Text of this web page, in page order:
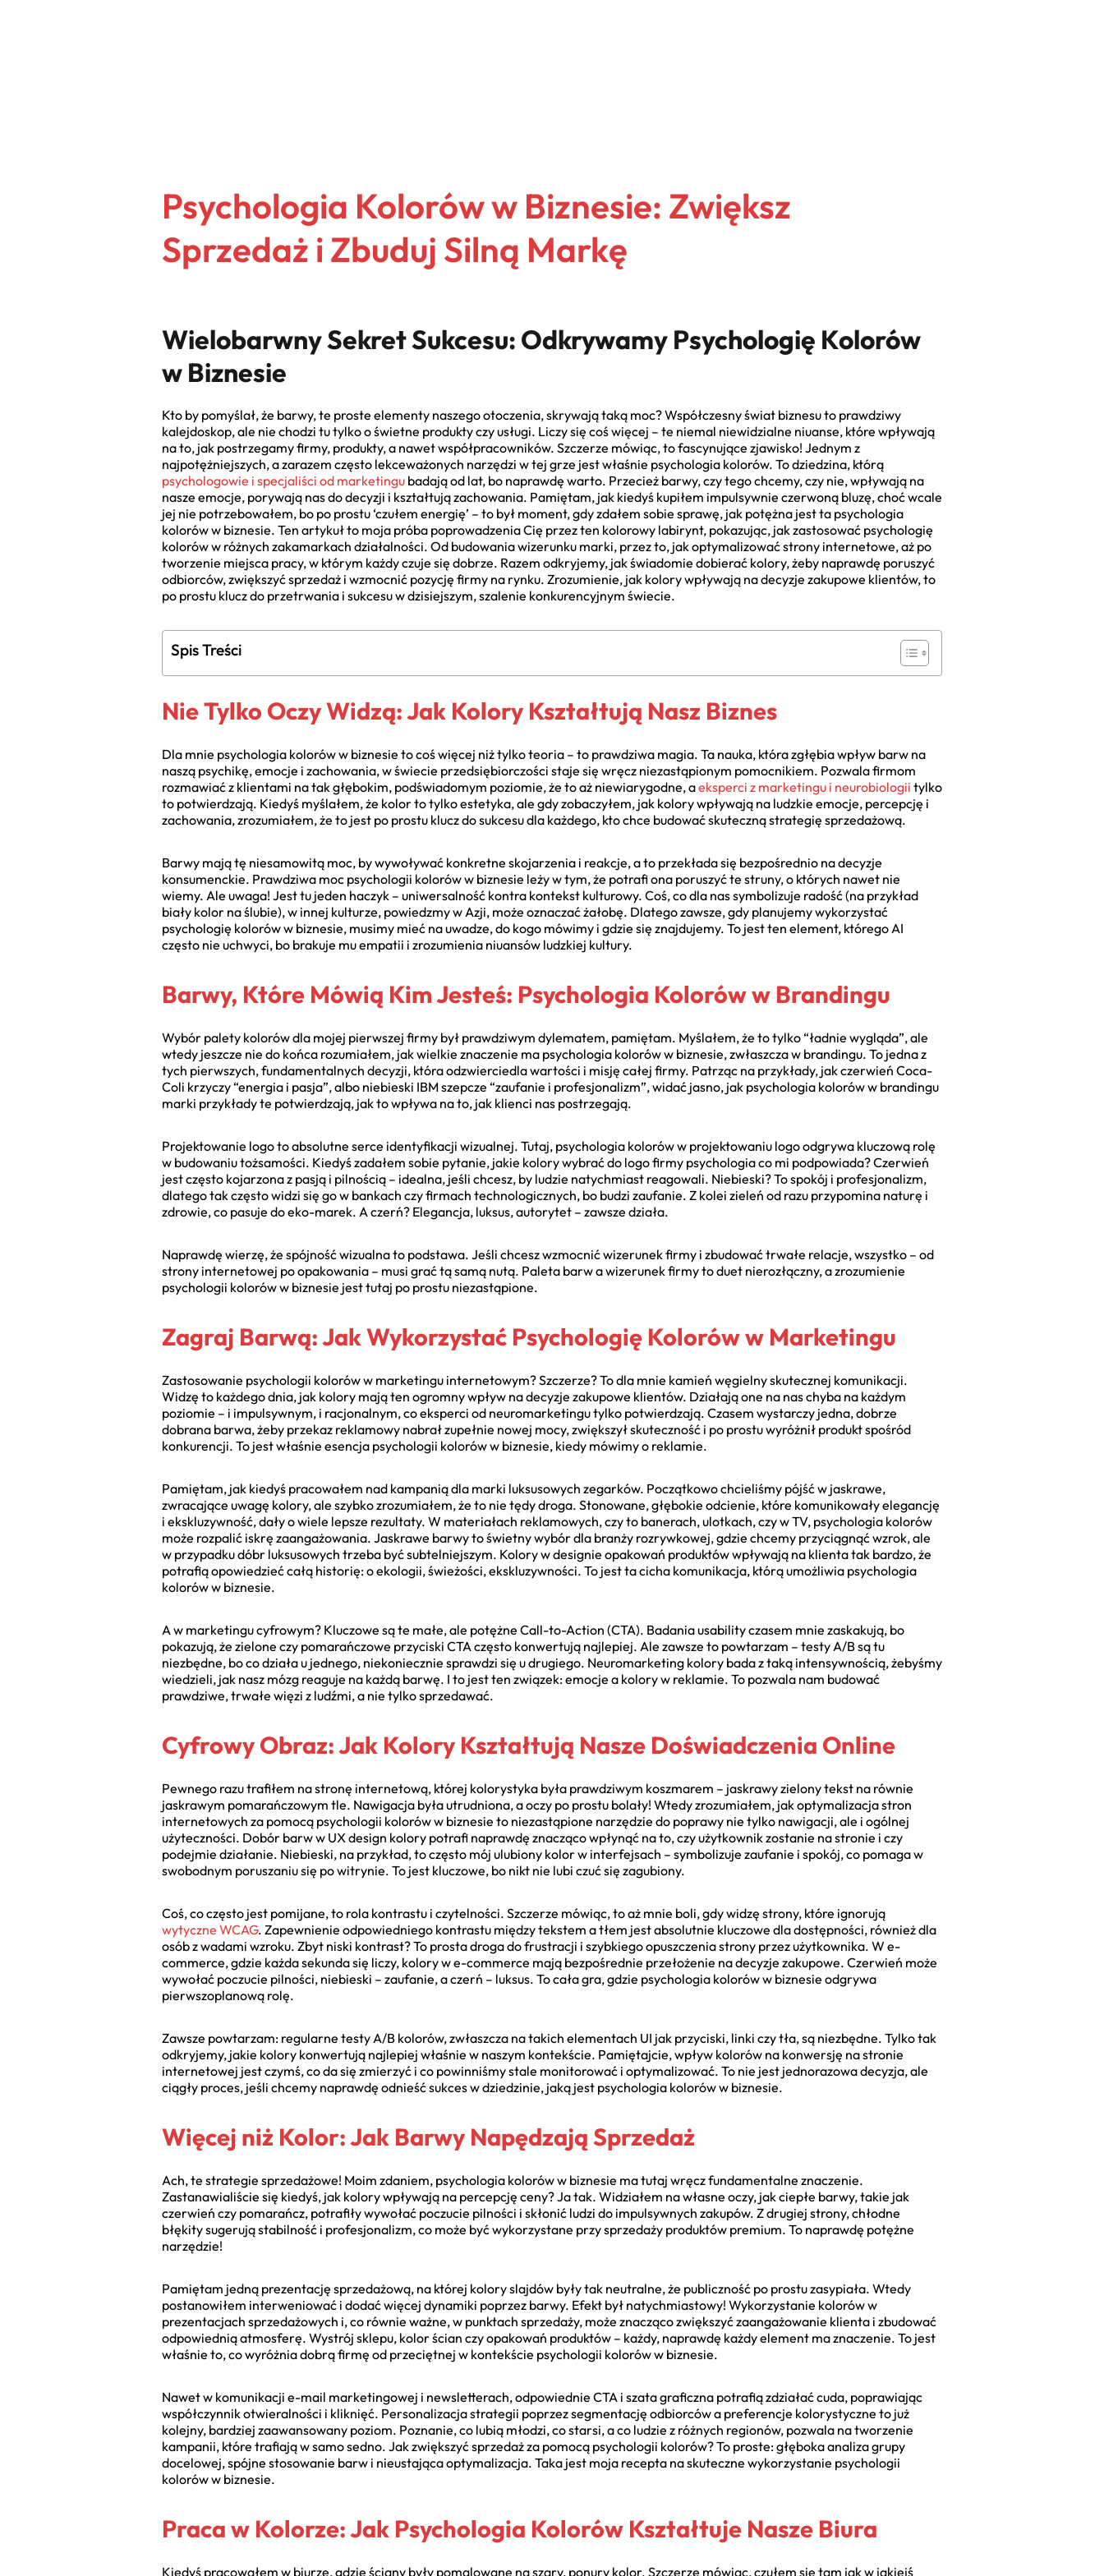
Psychologia Kolorów w Biznesie: Zwiększ
Sprzedaż i Zbuduj Silną Markę
Wielobarwny Sekret Sukcesu: Odkrywamy Psychologię Kolorów
w Biznesie
Kto by pomyślał, że barwy, te proste elementy naszego otoczenia, skrywają taką moc? Współczesny świat biznesu to prawdziwy
kalejdoskop, ale nie chodzi tu tylko o świetne produkty czy usługi. Liczy się coś więcej – te niemal niewidzialne niuanse, które wpływają
na to, jak postrzegamy firmy, produkty, a nawet współpracowników. Szczerze mówiąc, to fascynujące zjawisko! Jednym z
najpotężniejszych, a zarazem często lekceważonych narzędzi w tej grze jest właśnie psychologia kolorów. To dziedzina, którą
psychologowie i specjaliści od marketingu badają od lat, bo naprawdę warto. Przecież barwy, czy tego chcemy, czy nie, wpływają na
nasze emocje, porywają nas do decyzji i kształtują zachowania. Pamiętam, jak kiedyś kupiłem impulsywnie czerwoną bluzę, choć wcale
jej nie potrzebowałem, bo po prostu ‘czułem energię’ – to był moment, gdy zdałem sobie sprawę, jak potężna jest ta psychologia
kolorów w biznesie. Ten artykuł to moja próba poprowadzenia Cię przez ten kolorowy labirynt, pokazując, jak zastosować psychologię
kolorów w różnych zakamarkach działalności. Od budowania wizerunku marki, przez to, jak optymalizować strony internetowe, aż po
tworzenie miejsca pracy, w którym każdy czuje się dobrze. Razem odkryjemy, jak świadomie dobierać kolory, żeby naprawdę poruszyć
odbiorców, zwiększyć sprzedaż i wzmocnić pozycję firmy na rynku. Zrozumienie, jak kolory wpływają na decyzje zakupowe klientów, to
po prostu klucz do przetrwania i sukcesu w dzisiejszym, szalenie konkurencyjnym świecie.
Spis Treści
Nie Tylko Oczy Widzą: Jak Kolory Kształtują Nasz Biznes
Dla mnie psychologia kolorów w biznesie to coś więcej niż tylko teoria – to prawdziwa magia. Ta nauka, która zgłębia wpływ barw na
naszą psychikę, emocje i zachowania, w świecie przedsiębiorczości staje się wręcz niezastąpionym pomocnikiem. Pozwala firmom
rozmawiać z klientami na tak głębokim, podświadomym poziomie, że to aż niewiarygodne, aeksperci z marketingu i neurobiologii tylko
to potwierdzają. Kiedyś myślałem, że kolor to tylko estetyka, ale gdy zobaczyłem, jak kolory wpływają na ludzkie emocje, percepcję i
zachowania, zrozumiałem, że to jest po prostu klucz do sukcesu dla każdego, kto chce budować skuteczną strategię sprzedażową.
Barwy mają tę niesamowitą moc, by wywoływać konkretne skojarzenia i reakcje, a to przekłada się bezpośrednio na decyzje
konsumenckie. Prawdziwa moc psychologii kolorów w biznesie leży w tym, że potrafi ona poruszyć te struny, o których nawet nie
wiemy. Ale uwaga! Jest tu jeden haczyk – uniwersalność kontra kontekst kulturowy. Coś, co dla nas symbolizuje radość (na przykład
biały kolor na ślubie), w innej kulturze, powiedzmy w Azji, może oznaczać żałobę. Dlatego zawsze, gdy planujemy wykorzystać
psychologię kolorów w biznesie, musimy mieć na uwadze, do kogo mówimy i gdzie się znajdujemy. To jest ten element, którego AI
często nie uchwyci, bo brakuje mu empatii i zrozumienia niuansów ludzkiej kultury.
Barwy, Które Mówią Kim Jesteś: Psychologia Kolorów w Brandingu
Wybór palety kolorów dla mojej pierwszej firmy był prawdziwym dylematem, pamiętam. Myślałem, że to tylko “ładnie wygląda”, ale
wtedy jeszcze nie do końca rozumiałem, jak wielkie znaczenie ma psychologia kolorów w biznesie, zwłaszcza w brandingu. To jedna z
tych pierwszych, fundamentalnych decyzji, która odzwierciedla wartości i misję całej firmy. Patrząc na przykłady, jak czerwień Coca-
Coli krzyczy “energia i pasja”, albo niebieski IBM szepcze “zaufanie i profesjonalizm”, widać jasno, jak psychologia kolorów w brandingu
marki przykłady te potwierdzają, jak to wpływa na to, jak klienci nas postrzegają.
Projektowanie logo to absolutne serce identyfikacji wizualnej. Tutaj, psychologia kolorów w projektowaniu logo odgrywa kluczową rolę
w budowaniu tożsamości. Kiedyś zadałem sobie pytanie, jakie kolory wybrać do logo firmy psychologia co mi podpowiada? Czerwień
jest często kojarzona z pasją i pilnością – idealna, jeśli chcesz, by ludzie natychmiast reagowali. Niebieski? To spokój i profesjonalizm,
dlatego tak często widzi się go w bankach czy firmach technologicznych, bo budzi zaufanie. Z kolei zieleń od razu przypomina naturę i
zdrowie, co pasuje do eko-marek. A czerń? Elegancja, luksus, autorytet – zawsze działa.
Naprawdę wierzę, że spójność wizualna to podstawa. Jeśli chcesz wzmocnić wizerunek firmy i zbudować trwałe relacje, wszystko – od
strony internetowej po opakowania – musi grać tą samą nutą. Paleta barw a wizerunek firmy to duet nierozłączny, a zrozumienie
psychologii kolorów w biznesie jest tutaj po prostu niezastąpione.
Zagraj Barwą: Jak Wykorzystać Psychologię Kolorów w Marketingu
Zastosowanie psychologii kolorów w marketingu internetowym? Szczerze? To dla mnie kamień węgielny skutecznej komunikacji.
Widzę to każdego dnia, jak kolory mają ten ogromny wpływ na decyzje zakupowe klientów. Działają one na nas chyba na każdym
poziomie – i impulsywnym, i racjonalnym, co eksperci od neuromarketingu tylko potwierdzają. Czasem wystarczy jedna, dobrze
dobrana barwa, żeby przekaz reklamowy nabrał zupełnie nowej mocy, zwiększył skuteczność i po prostu wyróżnił produkt spośród
konkurencji. To jest właśnie esencja psychologii kolorów w biznesie, kiedy mówimy o reklamie.
Pamiętam, jak kiedyś pracowałem nad kampanią dla marki luksusowych zegarków. Początkowo chcieliśmy pójść w jaskrawe,
zwracające uwagę kolory, ale szybko zrozumiałem, że to nie tędy droga. Stonowane, głębokie odcienie, które komunikowały elegancję
i ekskluzywność, dały o wiele lepsze rezultaty. W materiałach reklamowych, czy to banerach, ulotkach, czy w TV, psychologia kolorów
może rozpalić iskrę zaangażowania. Jaskrawe barwy to świetny wybór dla branży rozrywkowej, gdzie chcemy przyciągnąć wzrok, ale
w przypadku dóbr luksusowych trzeba być subtelniejszym. Kolory w designie opakowań produktów wpływają na klienta tak bardzo, że
potrafią opowiedzieć całą historię: o ekologii, świeżości, ekskluzywności. To jest ta cicha komunikacja, którą umożliwia psychologia
kolorów w biznesie.
A w marketingu cyfrowym? Kluczowe są te małe, ale potężne Call-to-Action (CTA). Badania usability czasem mnie zaskakują, bo
pokazują, że zielone czy pomarańczowe przyciski CTA często konwertują najlepiej. Ale zawsze to powtarzam – testy A/B są tu
niezbędne, bo co działa u jednego, niekoniecznie sprawdzi się u drugiego. Neuromarketing kolory bada z taką intensywnością, żebyśmy
wiedzieli, jak nasz mózg reaguje na każdą barwę. I to jest ten związek: emocje a kolory w reklamie. To pozwala nam budować
prawdziwe, trwałe więzi z ludźmi, a nie tylko sprzedawać.
Cyfrowy Obraz: Jak Kolory Kształtują Nasze Doświadczenia Online
Pewnego razu trafiłem na stronę internetową, której kolorystyka była prawdziwym koszmarem – jaskrawy zielony tekst na równie
jaskrawym pomarańczowym tle. Nawigacja była utrudniona, a oczy po prostu bolały! Wtedy zrozumiałem, jak optymalizacja stron
internetowych za pomocą psychologii kolorów w biznesie to niezastąpione narzędzie do poprawy nie tylko nawigacji, ale i ogólnej
użyteczności. Dobór barw w UX design kolory potrafi naprawdę znacząco wpłynąć na to, czy użytkownik zostanie na stronie i czy
podejmie działanie. Niebieski, na przykład, to często mój ulubiony kolor w interfejsach – symbolizuje zaufanie i spokój, co pomaga w
swobodnym poruszaniu się po witrynie. To jest kluczowe, bo nikt nie lubi czuć się zagubiony.
Coś, co często jest pomijane, to rola kontrastu i czytelności. Szczerze mówiąc, to aż mnie boli, gdy widzę strony, które ignorują
wytyczne WCAG. Zapewnienie odpowiedniego kontrastu między tekstem a tłem jest absolutnie kluczowe dla dostępności, również dla
osób z wadami wzroku. Zbyt niski kontrast? To prosta droga do frustracji i szybkiego opuszczenia strony przez użytkownika. W e-
commerce, gdzie każda sekunda się liczy, kolory w e-commerce mają bezpośrednie przełożenie na decyzje zakupowe. Czerwień może
wywołać poczucie pilności, niebieski – zaufanie, a czerń – luksus. To cała gra, gdzie psychologia kolorów w biznesie odgrywa
pierwszoplanową rolę.
Zawsze powtarzam: regularne testy A/B kolorów, zwłaszcza na takich elementach UI jak przyciski, linki czy tła, są niezbędne. Tylko tak
odkryjemy, jakie kolory konwertują najlepiej właśnie w naszym kontekście. Pamiętajcie, wpływ kolorów na konwersję na stronie
internetowej jest czymś, co da się zmierzyć i co powinniśmy stale monitorować i optymalizować. To nie jest jednorazowa decyzja, ale
ciągły proces, jeśli chcemy naprawdę odnieść sukces w dziedzinie, jaką jest psychologia kolorów w biznesie.
Więcej niż Kolor: Jak Barwy Napędzają Sprzedaż
Ach, te strategie sprzedażowe! Moim zdaniem, psychologia kolorów w biznesie ma tutaj wręcz fundamentalne znaczenie.
Zastanawialiście się kiedyś, jak kolory wpływają na percepcję ceny? Ja tak. Widziałem na własne oczy, jak ciepłe barwy, takie jak
czerwień czy pomarańcz, potrafiły wywołać poczucie pilności i skłonić ludzi do impulsywnych zakupów. Z drugiej strony, chłodne
błękity sugerują stabilność i profesjonalizm, co może być wykorzystane przy sprzedaży produktów premium. To naprawdę potężne
narzędzie!
Pamiętam jedną prezentację sprzedażową, na której kolory slajdów były tak neutralne, że publiczność po prostu zasypiała. Wtedy
postanowiłem interweniować i dodać więcej dynamiki poprzez barwy. Efekt był natychmiastowy! Wykorzystanie kolorów w
prezentacjach sprzedażowych i, co równie ważne, w punktach sprzedaży, może znacząco zwiększyć zaangażowanie klienta i zbudować
odpowiednią atmosferę. Wystrój sklepu, kolor ścian czy opakowań produktów – każdy, naprawdę każdy element ma znaczenie. To jest
właśnie to, co wyróżnia dobrą firmę od przeciętnej w kontekście psychologii kolorów w biznesie.
Nawet w komunikacji e-mail marketingowej i newsletterach, odpowiednie CTA i szata graficzna potrafią zdziałać cuda, poprawiając
współczynnik otwieralności i kliknięć. Personalizacja strategii poprzez segmentację odbiorców a preferencje kolorystyczne to już
kolejny, bardziej zaawansowany poziom. Poznanie, co lubią młodzi, co starsi, a co ludzie z różnych regionów, pozwala na tworzenie
kampanii, które trafiają w samo sedno. Jak zwiększyć sprzedaż za pomocą psychologii kolorów? To proste: głęboka analiza grupy
docelowej, spójne stosowanie barw i nieustająca optymalizacja. Taka jest moja recepta na skuteczne wykorzystanie psychologii
kolorów w biznesie.
Praca w Kolorze: Jak Psychologia Kolorów Kształtuje Nasze Biura
Kiedyś pracowałem w biurze, gdzie ściany były pomalowane na szary, ponury kolor. Szczerze mówiąc, czułem się tam jak w jakiejś